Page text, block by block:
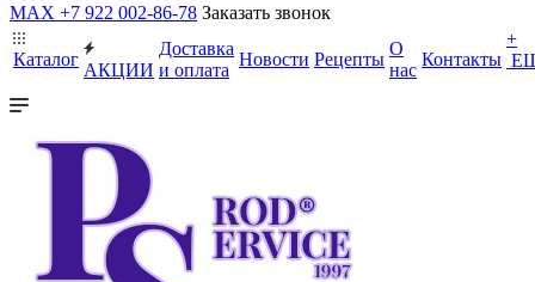
MAX +7 922 002-86-78 Заказать звонок
Каталог
АКЦИИ
Доставка
и оплата
Новости Рецепты
О
нас
Контакты
+